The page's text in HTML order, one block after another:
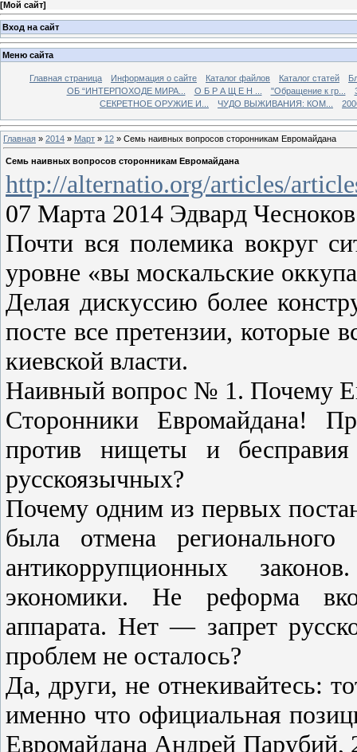
[Мой сайт]
Вход на сайт
Меню сайта
Главная страница Информация о сайте Каталог файлов Каталог статей
ОБ “ИНТЕРПОХОДЕ МИРА...
О Б Р А Щ Е Н ... "Обращение к гр...
СЕКРЕТНОЕ ОРУЖИЕ И...
ЧУДО ВЫЖИВАНИЯ: КОМ...
Главная » 2014 » Март » 12 » Семь наивных вопросов сторонникам Евромайдана
Семь наивных вопросов сторонникам Евромайдана
http://alternatio.org/articles/
07 Марта 2014 Эдвард Чесноков
Почти вся полемика вокруг
уровне «вы москальские
Делая дискуссию более
посте все претензии, которые
киевской власти.
Наивный вопрос № 1. Почему
Сторонники Евромайдана!
против нищеты и
русскоязычных?
Почему одним из первых
была отмена
антикоррупционных
экономики. Не реформа
аппарата. Нет — запрет
проблем не осталось?
Да, други, не отнекивайтесь:
именно что официальная
Евромайдана Андрей Парубий,